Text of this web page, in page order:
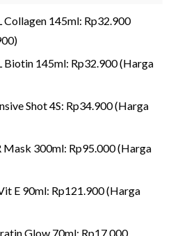
Collagen 145ml: Rp32.900
Biotin 145ml: Rp32.900 (Harga
Shot 4S: Rp34.900 (Harga
Mask 300ml: Rp95.000 (Harga
E 90ml: Rp121.900 (Harga
Glow 70ml: Rp17.000